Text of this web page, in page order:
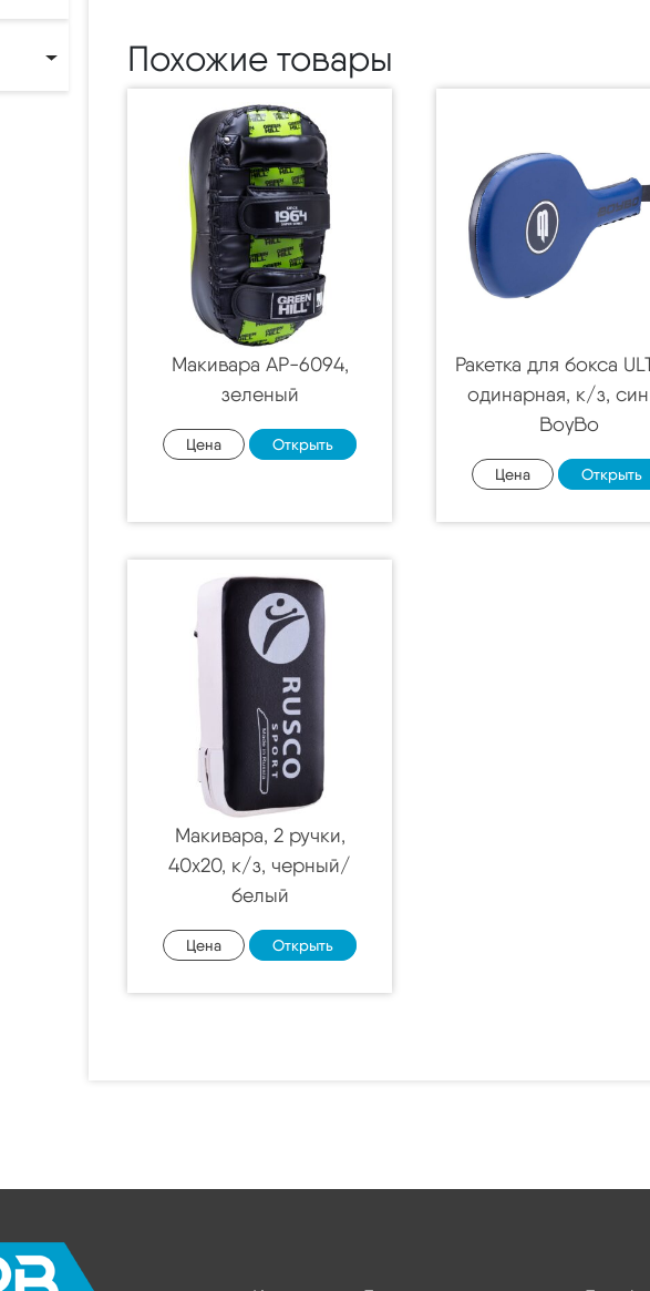
Похожие товары
Макивара AP-6094,
зеленый
Цена Открыть
Ракетка для бокса
одинарная, к/з,
BoyBo
Цена Открыть
Макивара, 2 ручки,
40х20, к/з, черный/
белый
Цена Открыть